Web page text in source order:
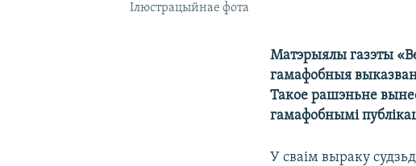
Ілюстрацыйнае фота
Матэрыялы газэты
гамафобныя
Такое рашэньне
гамафобнымі
У сваім выраку